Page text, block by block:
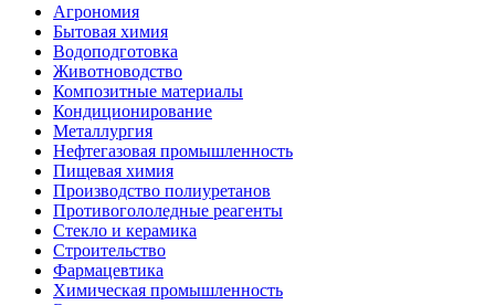
Агрономия
Бытовая химия
Водоподготовка
Животноводство
Композитные материалы
Кондиционирование
Металлургия
Нефтегазовая промышленность
Пищевая химия
Производство полиуретанов
Противогололедные реагенты
Стекло и керамика
Строительство
Фармацевтика
Химическая промышленность